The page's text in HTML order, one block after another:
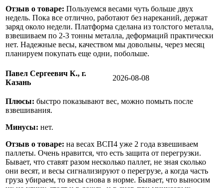
Отзыв о товаре: Пользуемся весами чуть больше двух
недель. Пока все отлично, работают без нареканий, держат
заряд около недели. Платформа сделана из толстого металла,
взвешиваем по 2-3 тонны металла, деформаций практически
нет. Надежные весы, качеством мы довольны, через месяц
планируем покупать еще одни, побольше.
Павел Сергеевич К., г.
Казань
2026-08-08
Плюсы: быстро показывают вес, можно помыть после
взвешивания.
Минусы: нет.
Отзыв о товаре: на весах ВСП4 уже 2 года взвешиваем
паллеты. Очень нравится, что есть защита от перегрузки.
Бывает, что ставят разом несколько паллет, не зная сколько
они весят, и весы сигнализируют о перегрузе, а когда часть
груза убираем, то весы снова в норме. Бывает, что выносим